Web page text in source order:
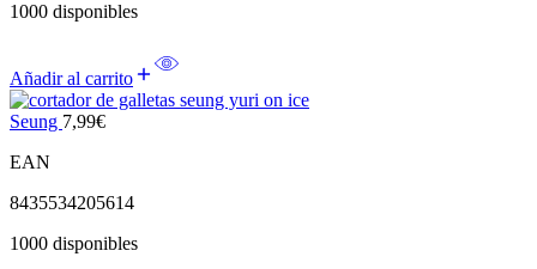
1000 disponibles
Añadir al carrito
Seung 7,99€
EAN
8435534205614
1000 disponibles